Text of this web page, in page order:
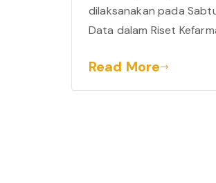
dilaksanakan pada
Data dalam Riset
Read More